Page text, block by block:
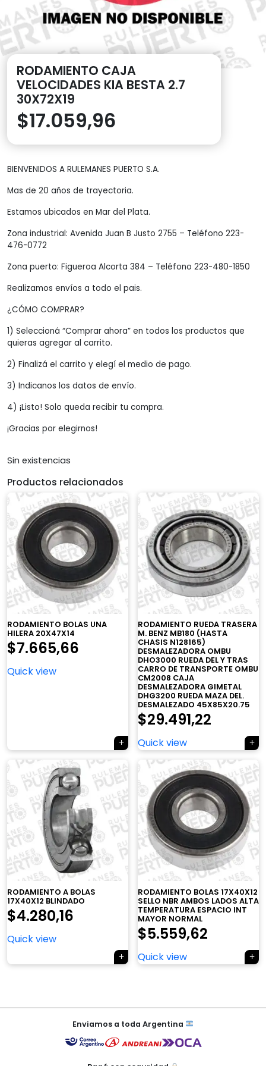
RODAMIENTO CAJA
VELOCIDADES KIA BESTA 2.7
30X72X19
$17.059,96
BIENVENIDOS A RULEMANES PUERTO S.A.
Mas de 20 años de trayectoria.
Estamos ubicados en Mar del Plata.
Zona industrial: Avenida Juan B Justo 2755 – Teléfono 223-
476-0772
Zona puerto: Figueroa Alcorta 384 – Teléfono 223-480-1850
Realizamos envíos a todo el pais.
¿CÓMO COMPRAR?
1) Seleccioná “Comprar ahora” en todos los productos que
quieras agregar al carrito.
2) Finalizá el carrito y elegí el medio de pago.
3) Indicanos los datos de envío.
4) ¡Listo! Solo queda recibir tu compra.
¡Gracias por elegirnos!
Sin existencias
Productos relacionados
RODAMIENTO BOLAS UNA
HILERA 20X47X14
$7.665,66
Quick view
RODAMIENTO RUEDA TRASERA
M. BENZ MB180 (HASTA
CHASIS N128165)
DESMALEZADORA OMBU
DHO3000 RUEDA DEL Y TRAS
CARRO DE TRANSPORTE OMBU
CM2008 CAJA
DESMALEZADORA GIMETAL
DHG3200 RUEDA MAZA DEL.
DESMALEZADO 45X85X20.75
$29.491,22
Quick view
RODAMIENTO A BOLAS
17X40X12 BLINDADO
$4.280,16
Quick view
RODAMIENTO BOLAS 17X40X12
SELLO NBR AMBOS LADOS ALTA
TEMPERATURA ESPACIO INT
MAYOR NORMAL
$5.559,62
Quick view
entradas
Enviamos a toda Argentina
×
Tu carrito está vacío.